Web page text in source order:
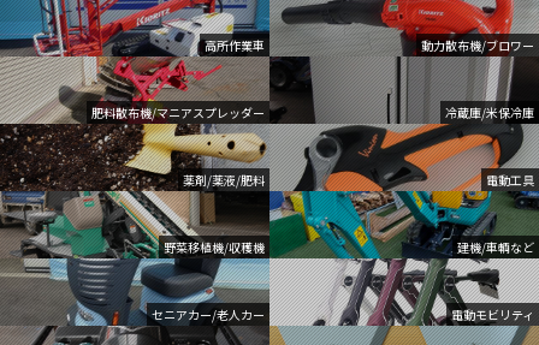
高所作業車 動力散布機/ブロワー
肥料散布機/マニアスプレッダー 冷蔵庫/米保冷庫
薬剤/薬液/肥料 電動工具
野菜移植機/収穫機 建機/車輌など
セニアカー/老人カー 電動モビリティ